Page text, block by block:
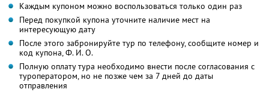
Каждым купоном можно воспользоваться только один раз
Перед покупкой купона уточните наличие мест на
интересующую дату
После этого забронируйте тур по телефону, сообщите номер и
код купона,Ф. И. О.
Полную оплату тура необходимо внести после согласования с
туроператором, но не позже чем за 7 дней до даты
отправления